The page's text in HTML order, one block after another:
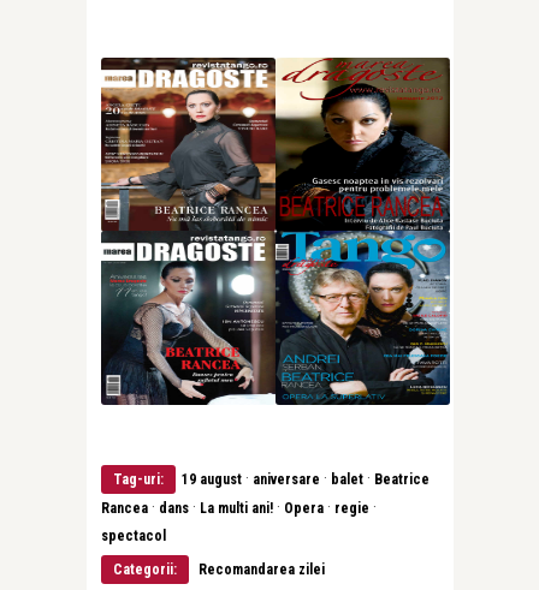
Tag-uri: 19 august · aniversare · balet · Beatrice
Rancea · dans · La multi ani! · Opera · regie ·
spectacol
Categorii:
Recomandarea zilei